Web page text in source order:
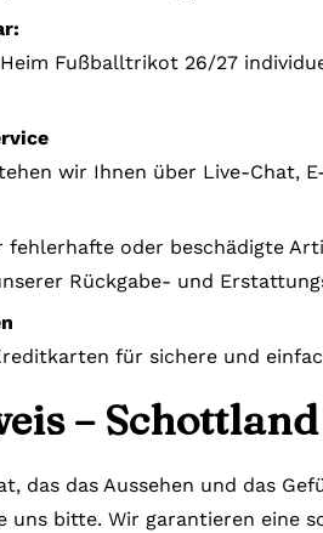
Fußballtrikot 26/27
wir Ihnen über Live-Chat,
fehlerhafte oder beschädigte
Rückgabe- und
für sichere und
–
das das Aussehen und das
uns bitte. Wir garantieren eine